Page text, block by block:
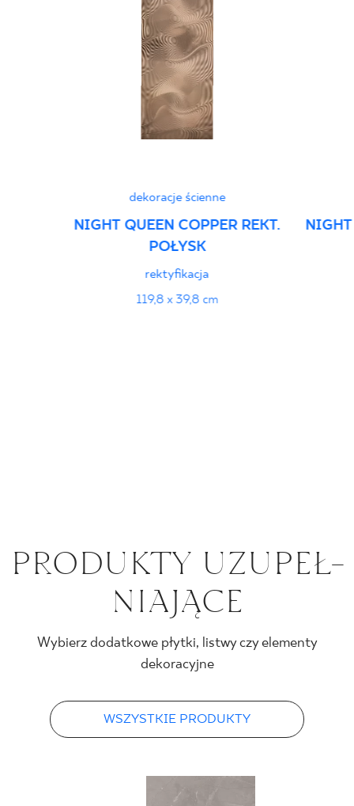
dekoracje ścienne
NIGHT QUEEN COPPER REKT.
POŁYSK
rektyfikacja
119,8 x 39,8 cm
PRO­DUK­TY UZU­PEŁ­
NIA­JĄ­CE
Wybierz dodatkowe płytki, listwy czy elementy
dekoracyjne
WSZYSTKIE PRODUKTY